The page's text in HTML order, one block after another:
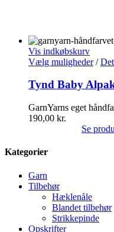
Vis indkøbskurv
Vælg muligheder/
Tynd Baby
GarnYarns eget
190,00 kr.
Se
Kategorier
Garn
Tilbehør
Hæklenåle
Blandet tilbehør
Strikkepinde
Opskrifter